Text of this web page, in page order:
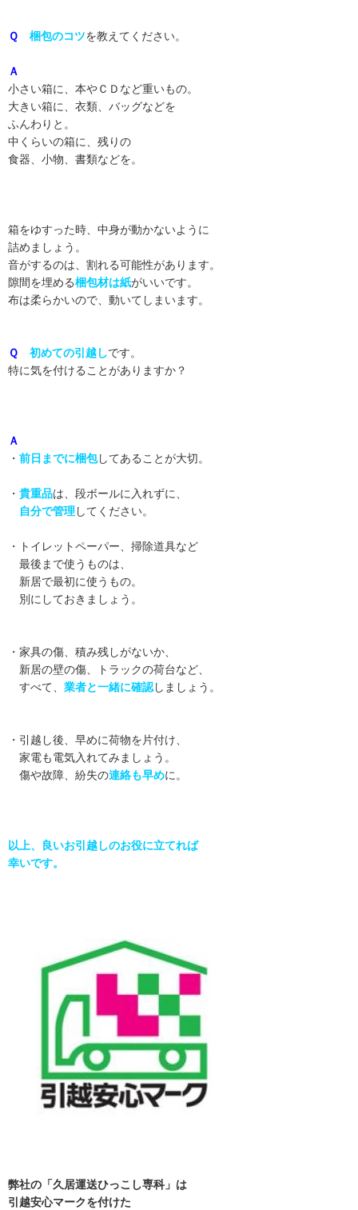
Ｑ 梱包のコツを教えてください。
Ａ
小さい箱に、本やＣＤなど重いもの。
大きい箱に、衣類、バッグなどを
ふんわりと。
中くらいの箱に、残りの
食器、小物、書類などを。
箱をゆすった時、中身が動かないように
詰めましょう。
音がするのは、割れる可能性があります。
隙間を埋める梱包材は紙がいいです。
布は柔らかいので、動いてしまいます。
Ｑ 初めての引越しです。
特に気を付けることがありますか？
Ａ
・ 前日までに梱包してあることが大切。
・ 貴重品は、段ボールに入れずに、
自分で管理 してください。
・トイレットペーパー、掃除道具など
最後まで使うものは、
新居で最初に使うもの。
別にしておきましょう。
・家具の傷、積み残しがないか、
新居の壁の傷、トラックの荷台など、
すべて、 業者と一緒に確認しましょう。
・引越し後、早めに荷物を片付け、
家電も電気入れてみましょう。
傷や故障、紛失の連絡も早めに。
以上、良いお引越しのお役に立てれば
幸いです。
弊社の「久居運送ひっこし専科」は
引越安心マークを付けた